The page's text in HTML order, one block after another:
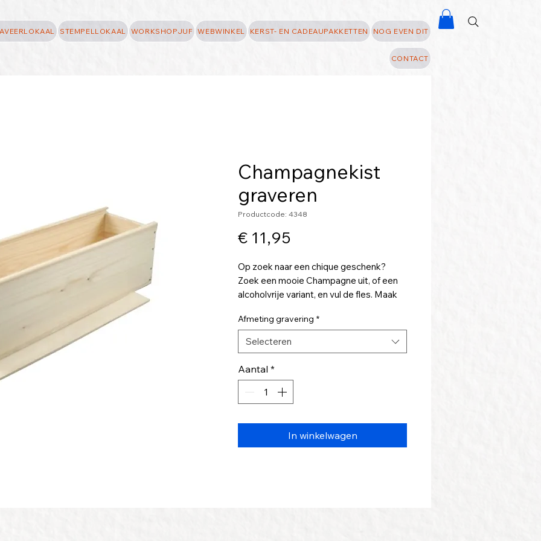
STEMPELLOKAAL WORKSHOPJUF WEBWINKEL KERST- EN CADEAUPAKKETTEN NOG EVEN DIT
CONTACT
Champagnekist
graveren
Productcode: 4348
€ 11,95
Op zoek naar een chique geschenk?
Zoek een mooie Champagne uit, of een
alcoholvrije variant, en vul de fles. Maak
champagnekist laat graveren.
Een ideaal eindejaarsgeschenk of
relatiegeschenk.
Deze kist heeft een afmeting van
40x12x12cm.
Afmeting gravering *
Selecteren
Aantal *
In winkelwagen